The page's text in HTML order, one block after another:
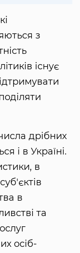
з
існує
дрібних
і в Україні.
в
в
та
осіб-